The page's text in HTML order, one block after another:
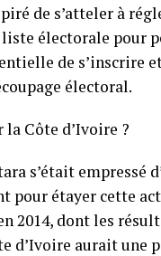
de s’atteler à
électorale pour
de s’inscrire
électoral.
Côte d’Ivoire ?
s’était empressé
pour étayer cette
2014, dont les
d’Ivoire aurait une